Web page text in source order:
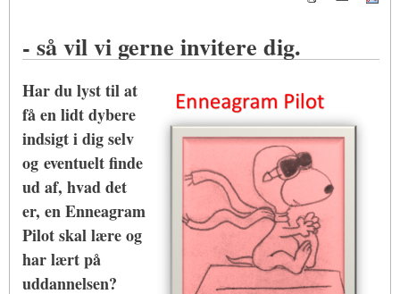
- så vil vi gerne invitere dig.
Har du lyst til at
få en lidt dybere
indsigt i dig selv
og eventuelt finde
ud af, hvad det
er, en Enneagram
Pilot skal lære og
har lært på
uddannelsen?